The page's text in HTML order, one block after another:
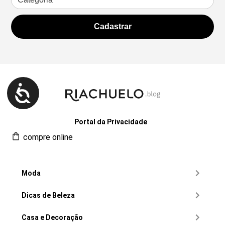
Portal da Privacidade
compre online
Moda
Dicas de Beleza
Casa e Decoração